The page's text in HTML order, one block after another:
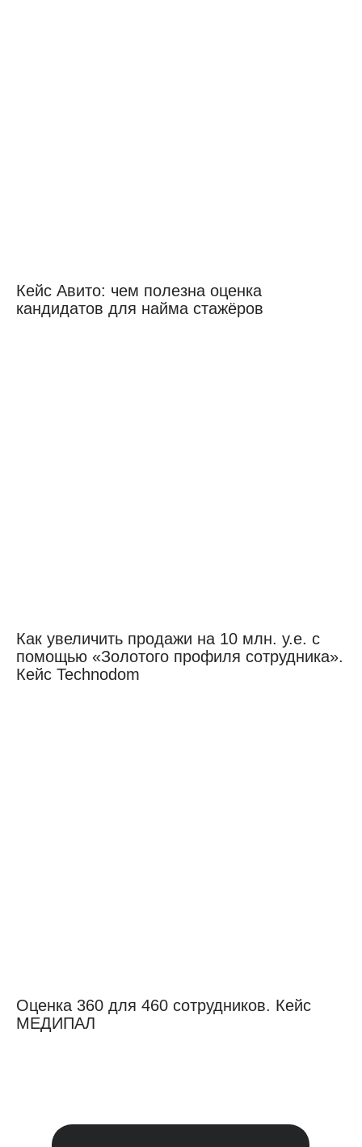
Кейс Авито: чем полезна оценка
кандидатов для найма стажёров
Как увеличить продажи на 10 млн. у.е. с
помощью «‎Золотого профиля сотрудника»‎.
Кейс Technodom
Оценка 360 для 460 сотрудников. Кейс
МЕДИПАЛ